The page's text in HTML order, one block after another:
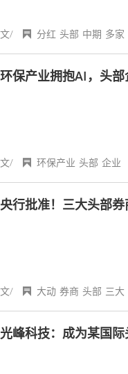
文/ 分红 头部 中期 多家
环保产业拥抱AI，头部
文/ 环保产业 头部 企业
央行批准！三大头部
文/ 大动 券商 头部 三大
光峰科技：成为某国